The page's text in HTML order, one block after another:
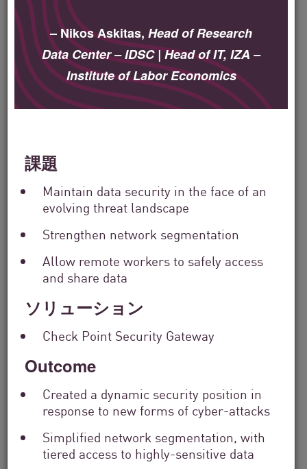
– Nikos Askitas,Head of Research
Data Center – IDSC | Head of IT, IZA –
Institute of Labor Economics
課題
Maintain data security in the face of an
evolving threat landscape
Strengthen network segmentation
Allow remote workers to safely access
and share data
ソリューション
Check Point Security Gateway
Outcome
Created a dynamic security position in
response to new forms of cyber-attacks
Simplified network segmentation, with
tiered access to highly-sensitive data
Check Point のお客様が、
世界中でどのように環境
を保護しているかをご覧
私たちの使命は、最大規模の企業、政
府、サービス プロバイダー組織のセキ
ュリティを、世界中で支援することで
す。
Filter
Solutions
by
Filter
Location
Search
Keyword